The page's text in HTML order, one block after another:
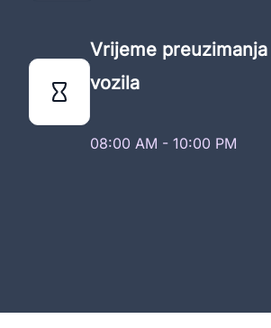
Vrijeme
vozila
08:00 AM - 10:00 PM